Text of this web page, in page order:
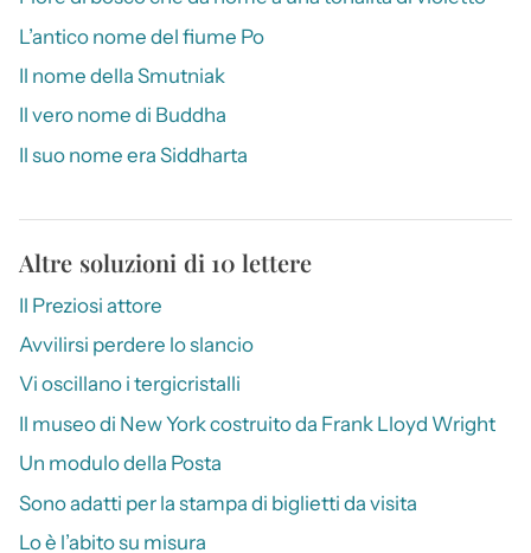
L’antico nome del fiume Po
Il nome della Smutniak
Il vero nome di Buddha
Il suo nome era Siddharta
Altre soluzioni di 10 lettere
Il Preziosi attore
Avvilirsi perdere lo slancio
Vi oscillano i tergicristalli
Il museo di New York costruito da Frank Lloyd Wright
Un modulo della Posta
Sono adatti per la stampa di biglietti da visita
Lo è l’abito su misura